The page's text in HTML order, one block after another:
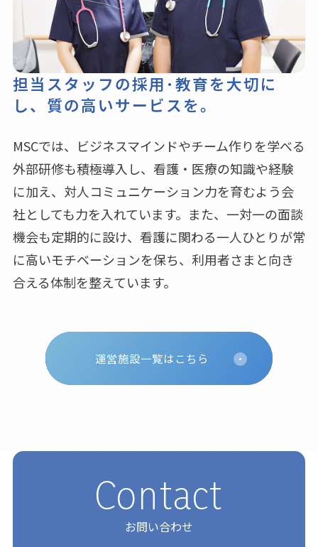
担当スタッフの採用･教育を大切に
し、 質の高いサービスを。
MSCでは、ビジネスマインドやチーム作りを学べる
外部研修も積極導入し、看護・医療の知識や経験
に加え、対人コミュニケーション力を育むよう会
社としても力を入れています。また、一対一の面談
機会も定期的に設け、看護に関わる一人ひとりが常
に高いモチベーションを保ち、利用者さまと向き
合える体制を整えています。
運営施設一覧はこちら
Contact
お問い合わせ